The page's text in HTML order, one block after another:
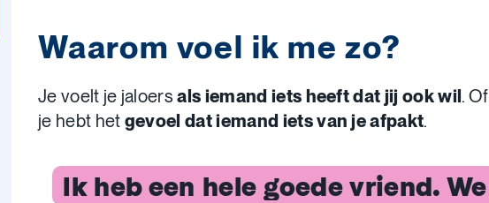
Waarom voel ik me zo?
Je voelt je jaloersals iemand iets heeft dat jij ook wil. Of
je hebt het gevoel dat iemand iets van je afpakt.
Ik heb een hele goede vriend. We